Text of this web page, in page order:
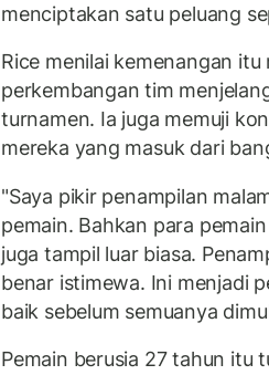
menciptakan satu peluang
Rice menilai kemenangan
perkembangan tim
turnamen. Ia juga memuji
mereka yang masuk dari
"Saya pikir penampilan
pemain. Bahkan para
juga tampil luar biasa.
benar istimewa. Ini menjadi
baik sebelum semuanya
Pemain berusia 27 tahun itu